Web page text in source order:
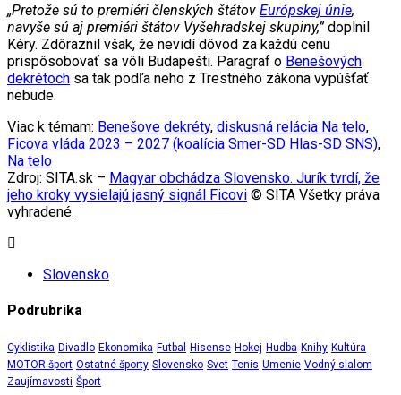
„Pretože sú to premiéri členských štátov Európskej únie,
navyše sú aj premiéri štátov Vyšehradskej skupiny,”doplnil
Kéry. Zdôraznil však, že nevidí dôvod za každú cenu
prispôsobovať sa vôli Budapešti. Paragraf o Benešových
dekrétoch sa tak podľa neho z Trestného zákona vypúšťať
nebude.
Viac k témam: Benešove dekréty, diskusná relácia Na telo,
Ficova vláda 2023 – 2027 (koalícia Smer-SD Hlas-SD SNS),
Na telo
Zdroj: SITA.sk – Magyar obchádza Slovensko. Jurík tvrdí, že
jeho kroky vysielajú jasný signál Ficovi © SITA Všetky práva
vyhradené.
Slovensko
Podrubrika
Cyklistika Divadlo Ekonomika Futbal Hisense Hokej Hudba Knihy Kultúra
MOTOR šport Ostatné športy Slovensko Svet Tenis Umenie Vodný slalom
Zaujímavosti Šport